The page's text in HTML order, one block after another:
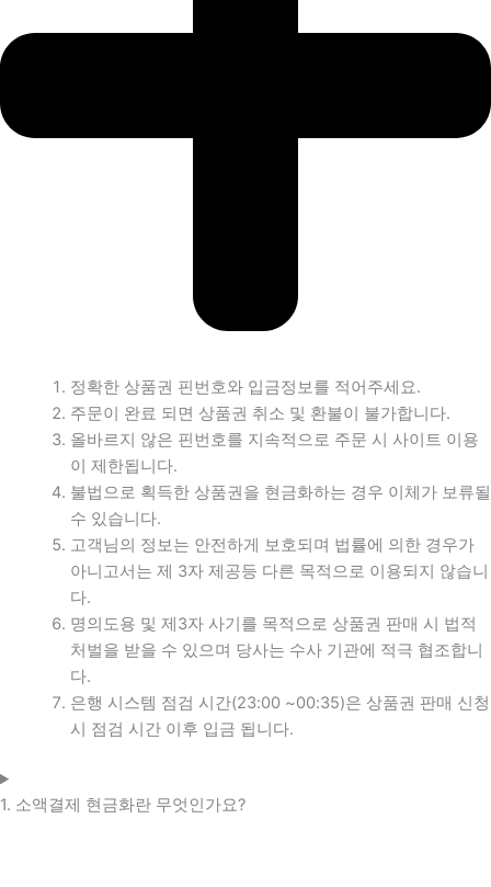
정확한 상품권 핀번호와 입금정보를 적어주세요.
주문이 완료 되면 상품권 취소 및 환불이 불가합니다.
올바르지 않은 핀번호를 지속적으로 주문 시 사이트 이용
이 제한됩니다.
불법으로 획득한 상품권을 현금화하는 경우 이체가 보류될
수 있습니다.
고객님의 정보는 안전하게 보호되며 법률에 의한 경우가
아니고서는 제 3자 제공등 다른 목적으로 이용되지 않습니
다.
명의도용 및 제3자 사기를 목적으로 상품권 판매 시 법적
처벌을 받을 수 있으며 당사는 수사 기관에 적극 협조합니
다.
은행 시스템 점검 시간(23:00 ~00:35)은 상품권 판매 신청
시 점검 시간 이후 입금 됩니다.
1. 소액결제 현금화란 무엇인가요?